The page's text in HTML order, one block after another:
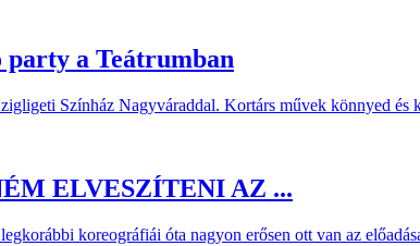
party a Teátrumban
Színház Nagyváraddal. Kortárs művek könnyed
ELVESZÍTENI AZ ...
koreográfiái óta nagyon erősen ott van az